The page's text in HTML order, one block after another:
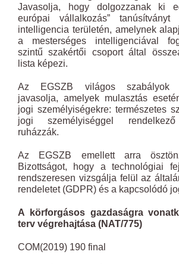
Javasolja, hogy dolgozzanak ki
európai vállalkozás” tanúsítványt
intelligencia területén, amelynek
a mesterséges intelligenciával
szintű szakértői csoport által
lista képezi.
Az EGSZB világos szabályok
javasolja, amelyek mulasztás
jogi személyiségekre: természetes
jogi személyiséggel rendelkező
ruházzák.
Az EGSZB emellett arra
Bizottságot, hogy a technológiai
rendszeresen vizsgálja felül az
rendeletet (GDPR) és a kapcsolódó
A körforgásos gazdaságra
terv végrehajtása (NAT/775)
COM(2019) 190 final